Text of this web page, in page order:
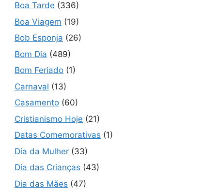
Boa Tarde (336)
Boa Viagem (19)
Bob Esponja (26)
Bom Dia (489)
Bom Feriado (1)
Carnaval (13)
Casamento (60)
Cristianismo Hoje (21)
Datas Comemorativas (1)
Dia da Mulher (33)
Dia das Crianças (43)
Dia das Mães (47)